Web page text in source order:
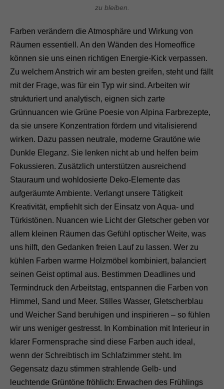
zu bleiben.
Farben verändern die Atmosphäre und Wirkung von
Räumen essentiell. An den Wänden des Homeoffice
können sie uns einen richtigen Energie-Kick verpassen.
Zu welchem Anstrich wir am besten greifen, steht und fällt
mit der Frage, was für ein Typ wir sind. Arbeiten wir
strukturiert und analytisch, eignen sich zarte
Grünnuancen wie Grüne Poesie von Alpina Farbrezepte,
da sie unsere Konzentration fördern und vitalisierend
wirken. Dazu passen neutrale, moderne Grautöne wie
Dunkle Eleganz. Sie lenken nicht ab und helfen beim
Fokussieren. Zusätzlich unterstützen ausreichend
Stauraum und wohldosierte Deko-Elemente das
aufgeräumte Ambiente. Verlangt unsere Tätigkeit
Kreativität, empfiehlt sich der Einsatz von Aqua- und
Türkistönen. Nuancen wie Licht der Gletscher geben vor
allem kleinen Räumen das Gefühl optischer Weite, was
uns hilft, den Gedanken freien Lauf zu lassen. Wer zu
kühlen Farben warme Holzmöbel kombiniert, balanciert
seinen Geist optimal aus. Bestimmen Deadlines und
Termindruck den Arbeitstag, entspannen die Farben von
Himmel, Sand und Meer. Stilles Wasser, Gletscherblau
und Weicher Sand beruhigen und inspirieren – so fühlen
wir uns weniger gestresst. In Kombination mit Interieur in
klarer Formensprache sind diese Farben auch ideal,
wenn der Schreibtisch im Schlafzimmer steht. Im
Gegensatz dazu stimmen strahlende Gelb- und
leuchtende Grüntöne fröhlich: Erwachen des Frühlings